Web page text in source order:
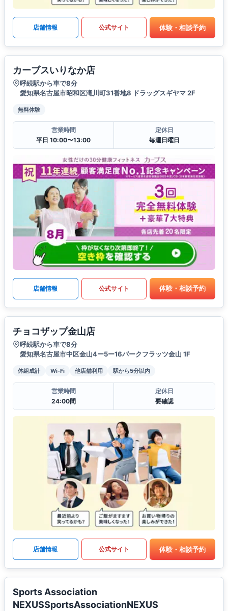
店舗情報 公式サイト 体験・相談予約
カーブスいりなか店
呼続駅から車で8分
愛知県名古屋市昭和区滝川町31番地8 ドラッグスギヤマ 2F
無料体験
営業時間
平日 10:00〜13:00
定休日
毎週日曜日
店舗情報 公式サイト 体験・相談予約
チョコザップ金山店
呼続駅から車で8分
愛知県名古屋市中区金山4ー5ー16パークフラッツ金山 1F
体組成計 Wi-Fi 他店舗利用 駅から5分以内
営業時間
24:00間
定休日
要確認
店舗情報 公式サイト 体験・相談予約
Sports Association
NEXUSSportsAssociationNEXUS